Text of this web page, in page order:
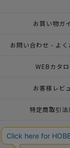
お買い物ガ
お問い合わせ - よく
WEBカタ
お客様レビ
特定商取引法